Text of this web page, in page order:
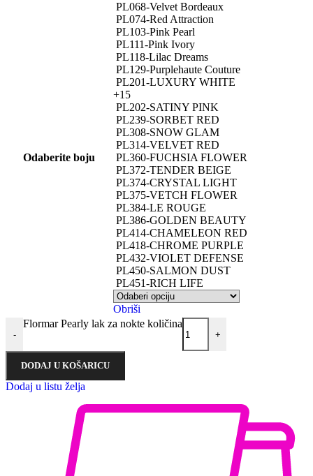
Odaberite boju
PL068-Velvet Bordeaux
PL074-Red Attraction
PL103-Pink Pearl
PL111-Pink Ivory
PL118-Lilac Dreams
PL129-Purplehaute Couture
PL201-LUXURY WHITE
+15
PL202-SATINY PINK
PL239-SORBET RED
PL308-SNOW GLAM
PL314-VELVET RED
PL360-FUCHSIA FLOWER
PL372-TENDER BEIGE
PL374-CRYSTAL LIGHT
PL375-VETCH FLOWER
PL384-LE ROUGE
PL386-GOLDEN BEAUTY
PL414-CHAMELEON RED
PL418-CHROME PURPLE
PL432-VIOLET DEFENSE
PL450-SALMON DUST
PL451-RICH LIFE
Obriši
-
Flormar Pearly lak za nokte količina
+
DODAJ U KOŠARICU
Dodaj u listu želja